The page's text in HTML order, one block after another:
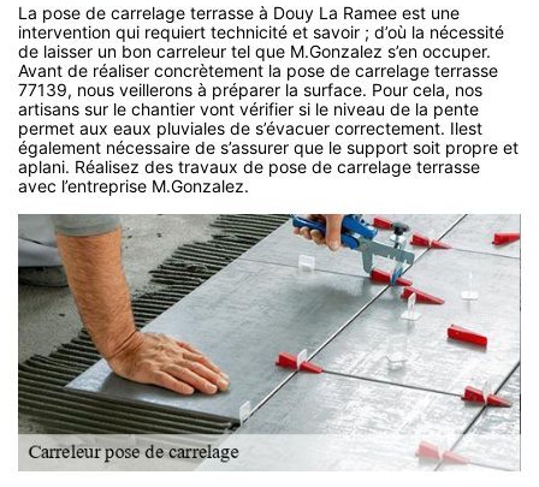
La pose de carrelage terrasse à Douy La Ramee est une
intervention qui requiert technicité et savoir ; d’où la nécessité
de laisser un bon carreleur tel que M.Gonzalez s’en occuper.
Avant de réaliser concrètement la pose de carrelage terrasse
77139, nous veillerons à préparer la surface. Pour cela, nos
artisans sur le chantier vont vérifier si le niveau de la pente
permet aux eaux pluviales de s’évacuer correctement. Ilest
également nécessaire de s’assurer que le support soit propre et
aplani. Réalisez des travaux de pose de carrelage terrasse
avec l’entreprise M.Gonzalez.